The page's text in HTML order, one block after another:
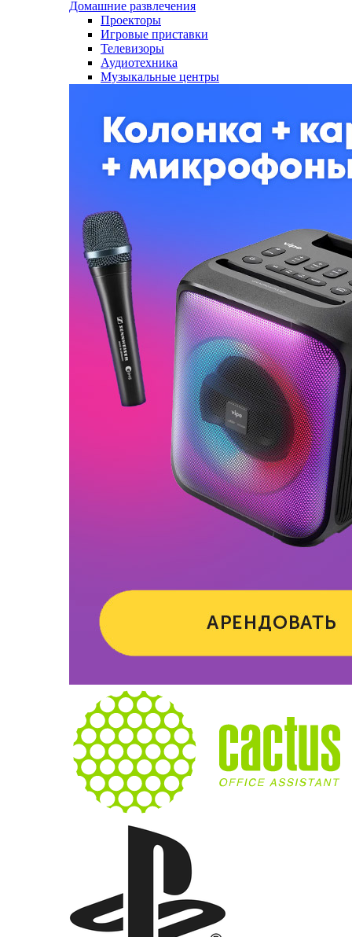
Домашние развлечения
Проекторы
Игровые приставки
Телевизоры
Аудиотехника
Музыкальные центры